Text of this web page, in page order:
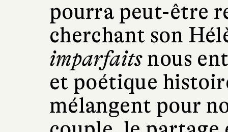
pourra peut-être
cherchant son
imparfaitsnous
et poétique
mélangent pour